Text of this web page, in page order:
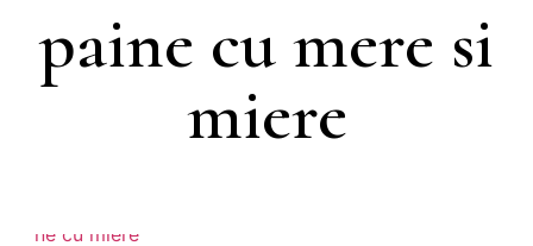
paine cu mere si
miere